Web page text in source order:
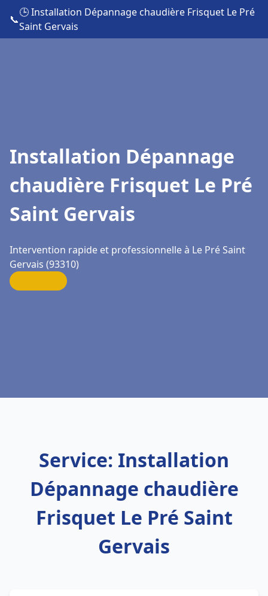
📞
🕒 Installation Dépannage chaudière Frisquet Le Pré
Saint Gervais
Installation Dépannage
chaudière Frisquet Le Pré
Saint Gervais
Intervention rapide et professionnelle à Le Pré Saint
Gervais (93310)
Service: Installation
Dépannage chaudière
Frisquet Le Pré Saint
Gervais